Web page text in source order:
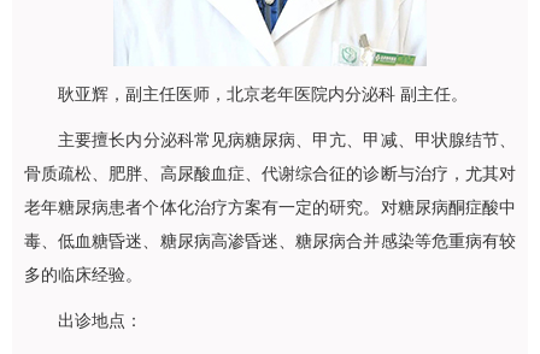
耿亚辉 ，副主任医师，北京老年医院内分泌科 副主任。
主要擅长内分泌科常见病糖尿病、甲亢、甲减、甲状腺结节、
骨质疏松、肥胖、高尿酸血症、代谢综合征的诊断与治疗，尤其对
老年糖尿病患者个体化治疗方案有一定的研究。对糖尿病酮症酸中
毒、低血糖昏迷、糖尿病高渗昏迷、糖尿病合并感染等危重病有较
多的临床经验。
出诊地点：